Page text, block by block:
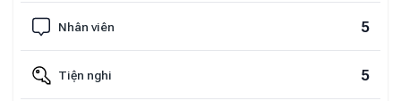
Nhân viên 5
Tiện nghi 5